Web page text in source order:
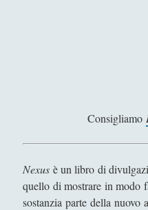
Consigliamo
Nexus è un libro di
quello di mostrare in modo
sostanzia parte della nuovo